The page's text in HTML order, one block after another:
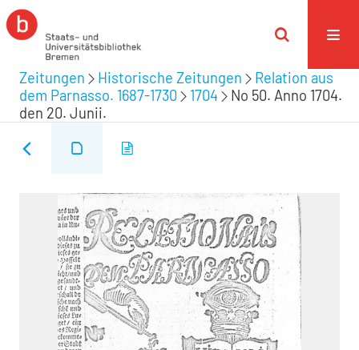
Zeitungen Historische Zeitungen
Relation aus
dem Parnasso. 1687-1730
1704
No 50. Anno 1704.
den 20. Junii.